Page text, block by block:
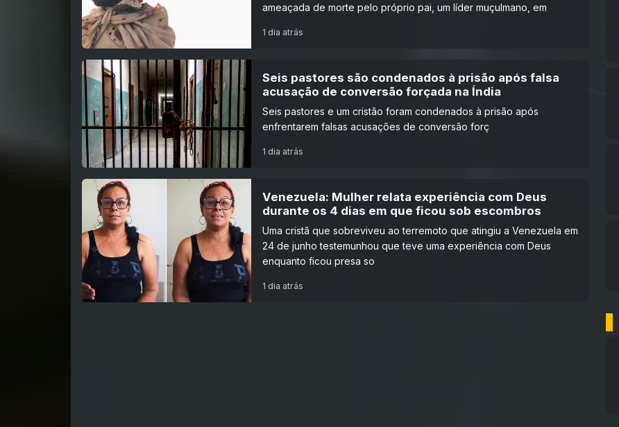
ameaçada de morte pelo próprio pai, um líder muçulmano, em
1 dia atrás
Seis pastores são condenados à prisão após falsa
acusação de conversão forçada na Índia
Seis pastores e um cristão foram condenados à prisão após
enfrentarem falsas acusações de conversão forç
1 dia atrás
Venezuela: Mulher relata experiência com Deus
durante os 4 dias em que ficou sob escombros
Uma cristã que sobreviveu ao terremoto que atingiu a Venezuela em
24 de junho testemunhou que teve uma experiência com Deus
enquanto ficou presa so
1 dia atrás